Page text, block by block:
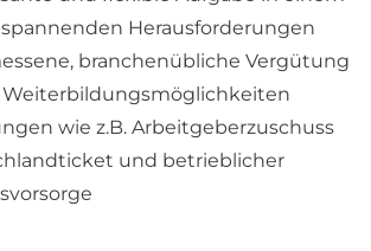
Herausforderungen
branchenübliche Vergütung
wie z.B. Arbeitgeberzuschuss
und betrieblicher